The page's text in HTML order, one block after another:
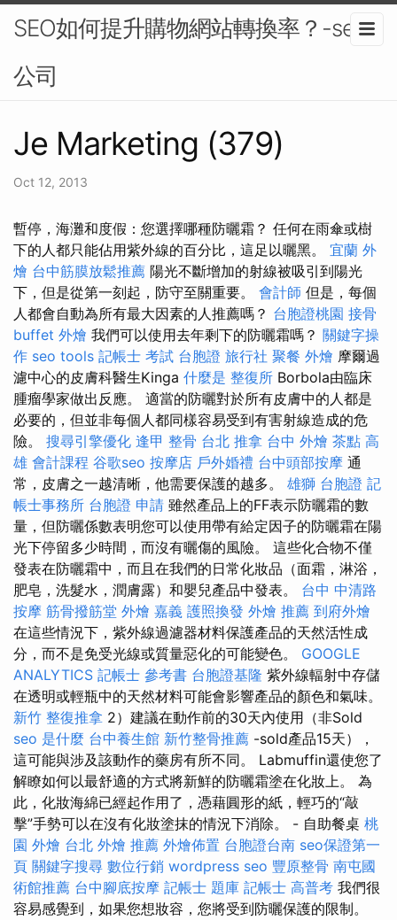
SEO如何提升購物網站轉換率？-seo
公司
Je Marketing (379)
Oct 12, 2013
暫停，海灘和度假：您選擇哪種防曬霜？ 任何在雨傘或樹
下的人都只能佔用紫外線的百分比，這足以曬黑。 宜蘭 外
燴 台中筋膜放鬆推薦 陽光不斷增加的射線被吸引到陽光
下，但是從第一刻起，防守至關重要。 會計師 但是，每個
人都會自動為所有最大因素的人推薦嗎？ 台胞證桃園 接骨
buffet 外燴 我們可以使用去年剩下的防曬霜嗎？ 關鍵字操
作 seo tools 記帳士 考試 台胞證 旅行社 聚餐 外燴 摩爾過
濾中心的皮膚科醫生Kinga 什麼是 整復所 Borbola由臨床
腫瘤學家做出反應。 適當的防曬對於所有皮膚中的人都是
必要的，但並非每個人都同樣容易受到有害射線造成的危
險。 搜尋引擎優化 逢甲 整骨 台北 推拿 台中 外燴 茶點 高
雄 會計課程 谷歌seo 按摩店 戶外婚禮 台中頭部按摩 通
常，皮膚之一越清晰，他需要保護的越多。 雄獅 台胞證 記
帳士事務所 台胞證 申請 雖然產品上的FF表示防曬霜的數
量，但防曬係數表明您可以使用帶有給定因子的防曬霜在陽
光下停留多少時間，而沒有曬傷的風險。 這些化合物不僅
發表在防曬霜中，而且在我們的日常化妝品（面霜，淋浴，
肥皂，洗髮水，潤膚露）和嬰兒產品中發表。 台中 中清路
按摩 筋骨撥筋堂 外燴 嘉義 護照換發 外燴 推薦 到府外燴
在這些情況下，紫外線過濾器材料保護產品的天然活性成
分，而不是免受光線或質量惡化的可能變色。 GOOGLE
ANALYTICS 記帳士 參考書 台胞證基隆 紫外線輻射中存儲
在透明或輕瓶中的天然材料可能會影響產品的顏色和氣味。
新竹 整復推拿 2）建議在動作前的30天內使用（非Sold
seo 是什麼 台中養生館 新竹整骨推薦 -sold產品15天），
這可能與涉及該動作的藥房有所不同。 Labmuffin還使您了
解瞭如何以最舒適的方式將新鮮的防曬霜塗在化妝上。 為
此，化妝海綿已經起作用了，憑藉圓形的紙，輕巧的“敲
擊”手勢可以在沒有化妝塗抹的情況下消除。 - 自助餐桌 桃
園 外燴 台北 外燴 推薦 外燴佈置 台胞證台南 seo保證第一
頁 關鍵字搜尋 數位行銷 wordpress seo 豐原整骨 南屯國
術館推薦 台中腳底按摩 記帳士 題庫 記帳士 高普考 我們很
容易感覺到，如果您想妝容，您將受到防曬保護的限制。